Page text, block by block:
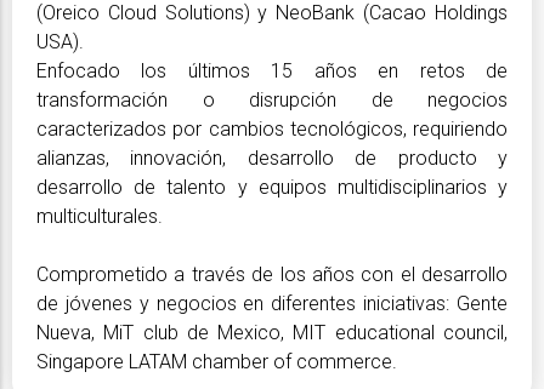
(Oreico Cloud Solutions) y NeoBank (Cacao Holdings
USA).
Enfocado los últimos 15 años en retos de
transformación o disrupción de negocios
caracterizados por cambios tecnológicos, requiriendo
alianzas, innovación, desarrollo de producto y
desarrollo de talento y equipos multidisciplinarios y
multiculturales.
Comprometido a través de los años con el desarrollo
de jóvenes y negocios en diferentes iniciativas: Gente
Nueva, MiT club de Mexico, MIT educational council,
Singapore LATAM chamber of commerce.